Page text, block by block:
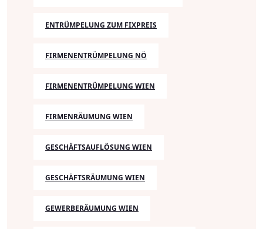
ENTRÜMPELUNG ZUM FIXPREIS
FIRMENENTRÜMPELUNG NÖ
FIRMENENTRÜMPELUNG WIEN
FIRMENRÄUMUNG WIEN
GESCHÄFTSAUFLÖSUNG WIEN
GESCHÄFTSRÄUMUNG WIEN
GEWERBERÄUMUNG WIEN